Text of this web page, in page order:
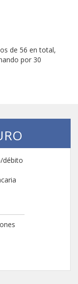
de 56 en total,
por 30
débito